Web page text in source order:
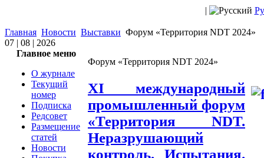
|
Главная Новости Выставки Форум «Территория NDT 2024»
07 | 08 | 2026
Главное меню
О журнале
Текущий
номер
Подписка
Редсовет
Размещение
статей
Новости
Форум «Территория NDT 2024»
XI международный
промышленный форум
«Территория NDT.
Неразрушающий
контроль. Испытания.